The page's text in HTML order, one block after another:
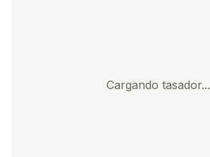
Cargando tasador...